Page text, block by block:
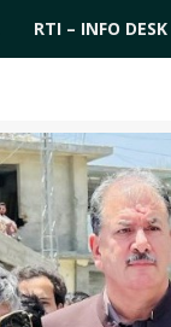
RTI – INFO DESK